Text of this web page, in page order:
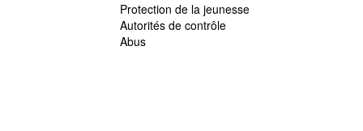
Protection de la jeunesse
Autorités de contrôle
Abus